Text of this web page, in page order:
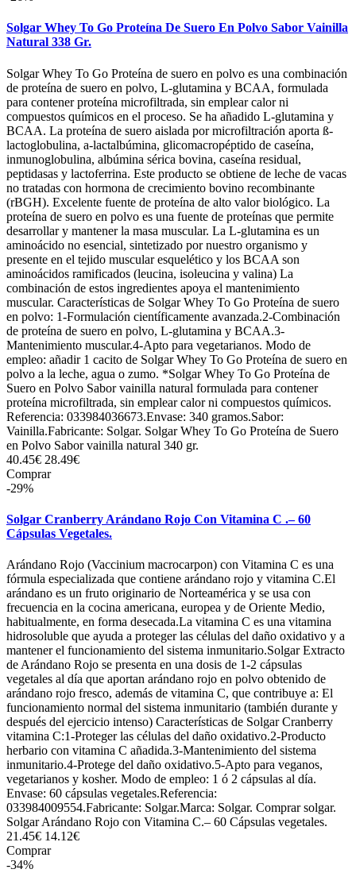
Solgar Whey To Go Proteína De Suero En Polvo Sabor Vainilla
Natural 338 Gr.
Solgar Whey To Go Proteína de suero en polvo es una combinación
de proteína de suero en polvo, L-glutamina y BCAA, formulada
para contener proteína microfiltrada, sin emplear calor ni
compuestos químicos en el proceso. Se ha añadido L-glutamina y
BCAA. La proteína de suero aislada por microfiltración aporta ß-
lactoglobulina, a-lactalbúmina, glicomacropéptido de caseína,
inmunoglobulina, albúmina sérica bovina, caseína residual,
peptidasas y lactoferrina. Este producto se obtiene de leche de vacas
no tratadas con hormona de crecimiento bovino recombinante
(rBGH). Excelente fuente de proteína de alto valor biológico. La
proteína de suero en polvo es una fuente de proteínas que permite
desarrollar y mantener la masa muscular. La L-glutamina es un
aminoácido no esencial, sintetizado por nuestro organismo y
presente en el tejido muscular esquelético y los BCAA son
aminoácidos ramificados (leucina, isoleucina y valina) La
combinación de estos ingredientes apoya el mantenimiento
muscular. Características de Solgar Whey To Go Proteína de suero
en polvo: 1-Formulación científicamente avanzada.2-Combinación
de proteína de suero en polvo, L-glutamina y BCAA.3-
Mantenimiento muscular.4-Apto para vegetarianos. Modo de
empleo: añadir 1 cacito de Solgar Whey To Go Proteína de suero en
polvo a la leche, agua o zumo. *Solgar Whey To Go Proteína de
Suero en Polvo Sabor vainilla natural formulada para contener
proteína microfiltrada, sin emplear calor ni compuestos químicos.
Referencia: 033984036673.Envase: 340 gramos.Sabor:
Vainilla.Fabricante: Solgar. Solgar Whey To Go Proteína de Suero
en Polvo Sabor vainilla natural 340 gr.
40.45€ 28.49€
Comprar
-29%
Solgar Cranberry Arándano Rojo Con Vitamina C .– 60
Cápsulas Vegetales.
Arándano Rojo (Vaccinium macrocarpon) con Vitamina C es una
fórmula especializada que contiene arándano rojo y vitamina C.El
arándano es un fruto originario de Norteamérica y se usa con
frecuencia en la cocina americana, europea y de Oriente Medio,
habitualmente, en forma desecada.La vitamina C es una vitamina
hidrosoluble que ayuda a proteger las células del daño oxidativo y a
mantener el funcionamiento del sistema inmunitario.Solgar Extracto
de Arándano Rojo se presenta en una dosis de 1-2 cápsulas
vegetales al día que aportan arándano rojo en polvo obtenido de
arándano rojo fresco, además de vitamina C, que contribuye a: El
funcionamiento normal del sistema inmunitario (también durante y
después del ejercicio intenso) Características de Solgar Cranberry
vitamina C:1-Proteger las células del daño oxidativo.2-Producto
herbario con vitamina C añadida.3-Mantenimiento del sistema
inmunitario.4-Protege del daño oxidativo.5-Apto para veganos,
vegetarianos y kosher. Modo de empleo: 1 ó 2 cápsulas al día.
Envase: 60 cápsulas vegetales.Referencia:
033984009554.Fabricante: Solgar.Marca: Solgar. Comprar solgar.
Solgar Arándano Rojo con Vitamina C.– 60 Cápsulas vegetales.
21.45€ 14.12€
Comprar
-34%